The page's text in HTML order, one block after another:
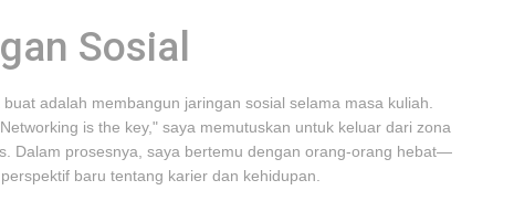
Sosial
adalah membangun jaringan sosial selama masa kuliah.
is the key," saya memutuskan untuk keluar dari zona
Dalam prosesnya, saya bertemu dengan orang-orang hebat—
baru tentang karier dan kehidupan.